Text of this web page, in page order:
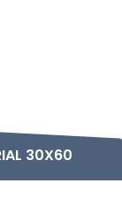
30X60